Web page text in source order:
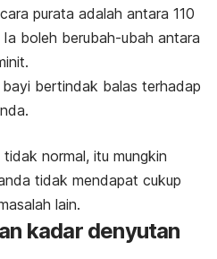
purata adalah antara 110
boleh berubah-ubah antara
bertindak balas terhadap
normal, itu mungkin
tidak mendapat cukup
lain.
kadar denyutan